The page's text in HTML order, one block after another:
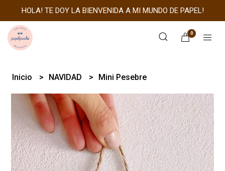
HOLA! TE DOY LA BIENVENIDA A MI MUNDO DE PAPEL!
0
Inicio NAVIDAD Mini Pesebre